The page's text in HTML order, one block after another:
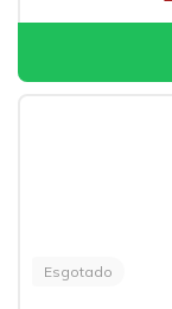
Esgotado